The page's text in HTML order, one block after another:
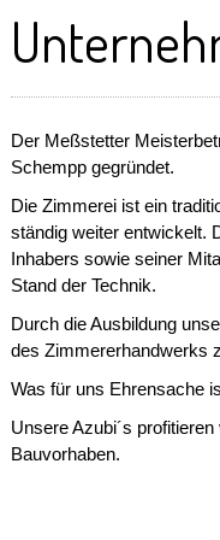
Der Meßstetter
Schempp gegründet.
Die Zimmerei ist ein
ständig weiter entwickelt.
Inhabers sowie seiner
Stand der Technik.
Durch die Ausbildung
des Zimmererhandwerks
Was für uns Ehrensache
Unsere Azubi´s
Bauvorhaben.